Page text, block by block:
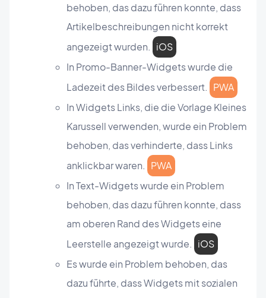
behoben, das dazu führen konnte, dass
Artikelbeschreibungen nicht korrekt
angezeigt wurden. iOS
In Promo-Banner-Widgets wurde die
Ladezeit des Bildes verbessert. PWA
In Widgets Links, die die Vorlage Kleines
Karussell verwenden, wurde ein Problem
behoben, das verhinderte, dass Links
anklickbar waren. PWA
In Text-Widgets wurde ein Problem
behoben, das dazu führen konnte, dass
am oberen Rand des Widgets eine
Leerstelle angezeigt wurde. iOS
Es wurde ein Problem behoben, das
dazu führte, dass Widgets mit sozialen